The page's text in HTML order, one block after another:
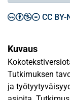
CC BY-
Kuvaus
Tutkimuksen
ja